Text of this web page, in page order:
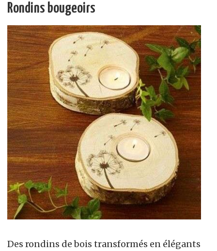
Rondins bougeoirs
Des rondins de bois transformés en élégants